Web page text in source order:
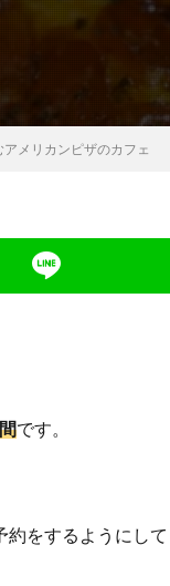
アメリカンピザのカフェ
です。
約をするようにして